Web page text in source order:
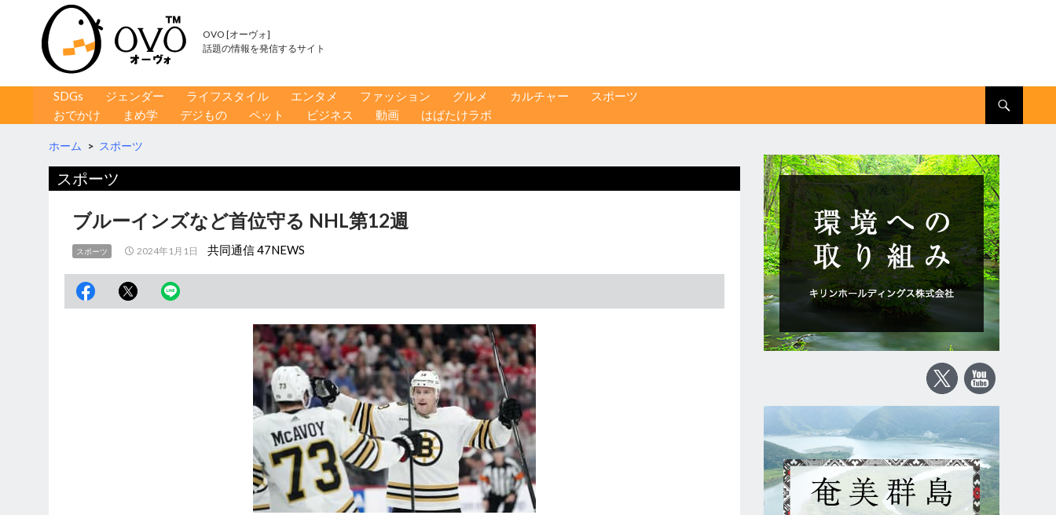
OVO [オーヴォ]
話題の情報を発信するサイト
コンテンツへ移動
SDGs ジェンダー ライフスタイル エンタメ ファッション グルメ カルチャー
スポーツ
おでかけ
まめ学 デジもの ペット ビジネス 動画 はばたけラボ
ホーム > スポーツ
スポーツ
ブルーインズなど首位守る NHL第12週
スポーツ 2024年1月1日 共同通信 47NEWS